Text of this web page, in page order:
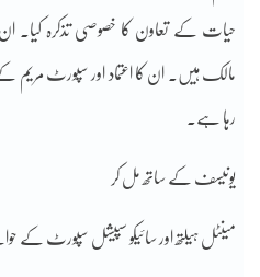
حیات کے تعاون کا خصوصی تذکرہ کیا۔
مالک ہیں۔ ان کا اعتماد اور سپورٹ مریم
رہا ہے۔
یونیسف کے ساتھ مل کر
مینٹل ہیلتھ اور سائیکو سپیشل سپورٹ